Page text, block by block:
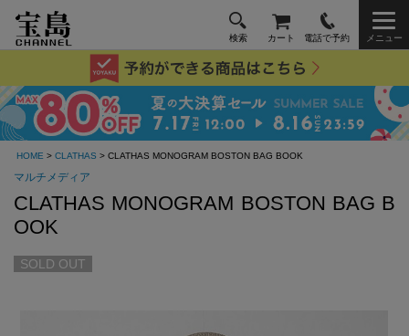
検索 カート 電話で予約 メニュー
HOME > CLATHAS > CLATHAS MONOGRAM BOSTON BAG BOOK
マルチメディア
CLATHAS MONOGRAM BOSTON BAG B
OOK
SOLD OUT